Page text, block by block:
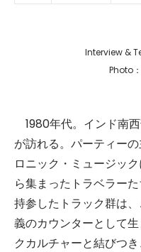
Interview &
Photo
1980年代。インド南
が訪れる。パーティー
ロニック・ミュージッ
ら集まったトラベラー
持参したトラック群は
義のカウンターとして
クカルチャーと結びつ